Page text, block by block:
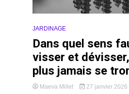
JARDINAGE
Dans quel sens
visser et
plus jamais se
Maeva Millet 27 janvier 2026